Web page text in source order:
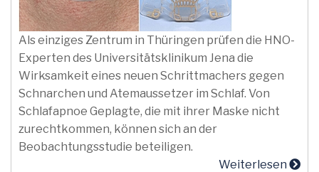
Als einziges Zentrum in Thüringen prüfen die HNO-
Experten des Universitätsklinikum Jena die
Wirksamkeit eines neuen Schrittmachers gegen
Schnarchen und Atemaussetzer im Schlaf. Von
Schlafapnoe Geplagte, die mit ihrer Maske nicht
zurechtkommen, können sich an der
Beobachtungsstudie beteiligen.
Weiterlesen